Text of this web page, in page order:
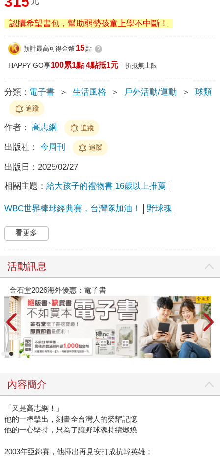
認購希望書包，幫助弱勢孩童上學不中斷！
預計最高可得金幣 15點 ?
HAPPY GO享100累1點 4點抵1元 折抵無上限
分類： 電子書 ＞ 生活風格 ＞ 戶外活動/運動 ＞ 球類
追蹤
作者： 高志綱 追蹤
出版社： 今周刊 追蹤
出版日： 2025/02/27
相關主題： 給大孩子的禮物書 16歲以上推薦
WBC世界棒球經典賽，台灣隊加油！ 野球魂
看更多
活動訊息
金石堂2026海外優惠：電子書
內容簡介
「又是高志綱！」
他的一棒擊出，刻畫全台灣人的榮耀記憶
他的一心堅持，只為了讓野球魂持續燃燒
2003年亞錦賽，他揮出再見安打成抗韓英雄；